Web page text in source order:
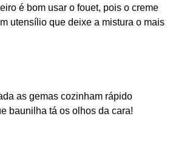
é bom usar o fouet, pois o creme
utensílio que deixe a mistura o mais
as gemas cozinham rápido
baunilha tá os olhos da cara!